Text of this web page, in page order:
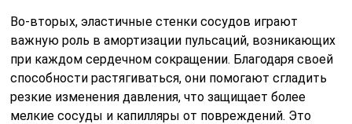
Во-вторых, эластичные стенки сосудов играют
важную роль в амортизации пульсаций, возникающих
при каждом сердечном сокращении. Благодаря своей
способности растягиваться, они помогают сгладить
резкие изменения давления, что защищает более
мелкие сосуды и капилляры от повреждений. Это